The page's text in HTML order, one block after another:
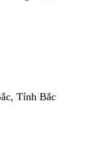
Tỉnh Bắc